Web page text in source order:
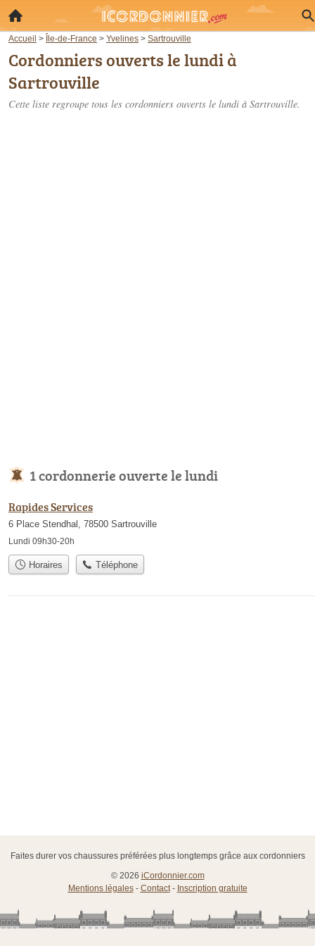
Accueil > Île-de-France > Yvelines > Sartrouville
Cordonniers ouverts le lundi à
Sartrouville
Cette liste regroupe tous les cordonniers ouverts le lundi à Sartrouville.
1 cordonnerie ouverte le lundi
Rapides Services
6 Place Stendhal, 78500 Sartrouville
Lundi 09h30-20h
Horaires Téléphone
Faites durer vos chaussures préférées plus longtemps grâce aux cordonniers
© 2026 iCordonnier.com
Mentions légales- Contact- Inscription gratuite